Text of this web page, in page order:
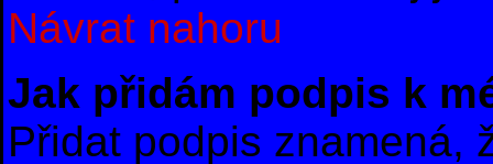
Návrat nahoru
Jak přidám podpis k
Přidat podpis znamená,